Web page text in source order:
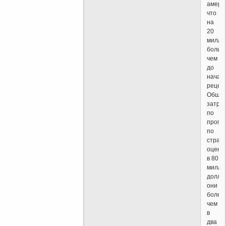
что
на
20
чем
до
по
по
в 80
они
более
чем
в
два